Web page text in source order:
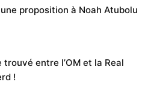
une proposition à Noah Atubolu
entre l’OM et la Real
!